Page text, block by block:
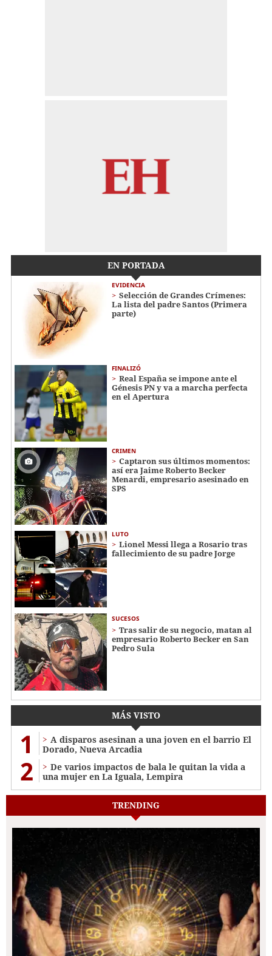
EN PORTADA
EVIDENCIA
Selección de Grandes Crímenes:
La lista del padre Santos (Primera
parte)
FINALIZÓ
Real España se impone ante el
Génesis PN y va a marcha perfecta
en el Apertura
CRIMEN
Captaron sus últimos momentos:
así era Jaime Roberto Becker
Menardi​​​, empresario asesinado en
SPS
LUTO
Lionel Messi llega a Rosario tras
fallecimiento de su padre Jorge
SUCESOS
Tras salir de su negocio, matan al
empresario Roberto Becker en San
Pedro Sula
MÁS VISTO
1
A disparos asesinan a una joven en el barrio El
Dorado, Nueva Arcadia
2
De varios impactos de bala le quitan la vida a
una mujer en La Iguala, Lempira
TRENDING